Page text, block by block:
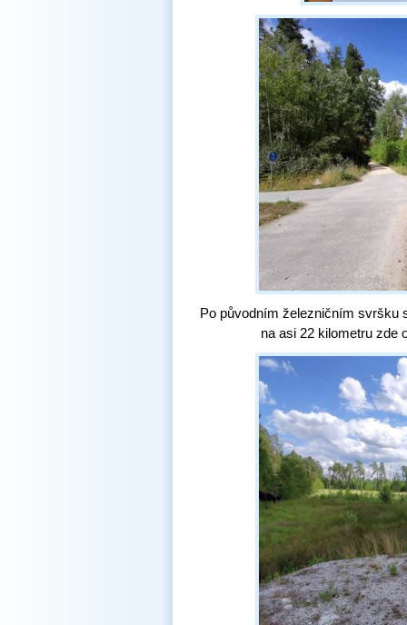
Po původním železničním svršku
na asi 22 kilometru zde